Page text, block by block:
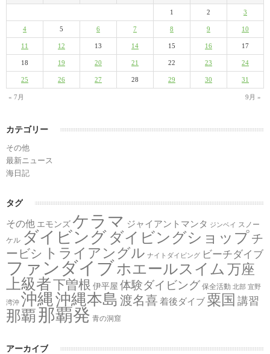
« 7月 9月 »
1 2 3
4 5 6 7 8 9 10
11 12 13 14 15 16 17
18 19 20 21 22 23 24
25 26 27 28 29 30 31
カテゴリー
その他
最新ニュース
海日記
タグ
その他 エモンズ ケラマ ジャイアントマンタ ジンベイ
スノー
ケル ダイビング ダイビングショップチ
ービシ トライアングル ナイトダイビング ビーチダイブ
ファンダイブホエールスイム 万座
上級者下曽根 伊平屋 体験ダイビング 保全活動 北部 宜野
湾沖 沖縄沖縄本島 渡名喜 着後ダイブ 粟国 講習
那覇 那覇発 青の洞窟
アーカイブ